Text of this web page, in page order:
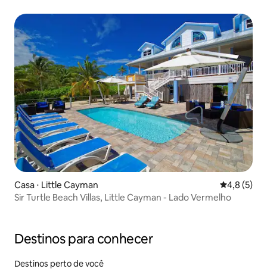
Casa ⋅ Little Cayman 4,8 de
4,8 (5)
Sir Turtle Beach Villas, Little Cayman - Lado Vermelho
Destinos para conhecer
Destinos perto de você